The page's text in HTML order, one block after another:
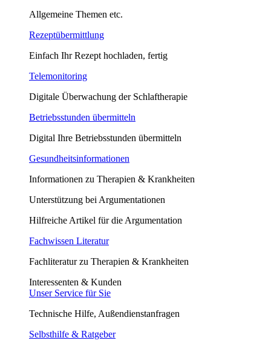
Allgemeine Themen etc.
Rezeptübermittlung
Einfach Ihr Rezept hochladen, fertig
Telemonitoring
Digitale Überwachung der Schlaftherapie
Betriebsstunden übermitteln
Digital Ihre Betriebsstunden übermitteln
Gesundheitsinformationen
Informationen zu Therapien & Krankheiten
Unterstützung bei Argumentationen
Hilfreiche Artikel für die Argumentation
Fachwissen Literatur
Fachliteratur zu Therapien & Krankheiten
Interessenten & Kunden
Unser Service für Sie
Technische Hilfe, Außendienstanfragen
Selbsthilfe & Ratgeber